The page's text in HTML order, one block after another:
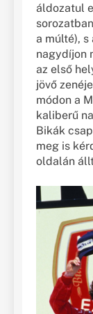
áldozatul
a múlté),
nagydíjon
az első
jövő
módon a
kaliberű
Bikák
meg is
oldalán